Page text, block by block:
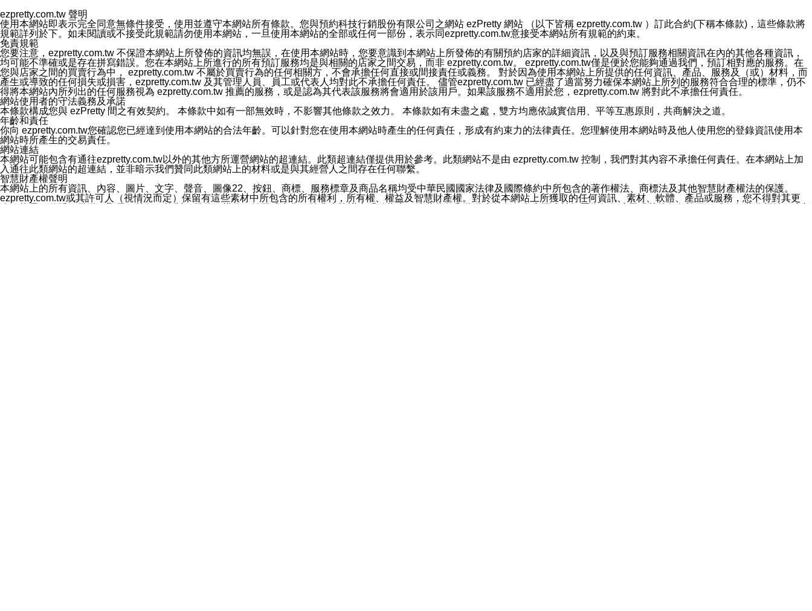
您同意本公司網站，透過您所提供的郵件地址與您取得聯絡並傳送或宣傳本網站各項服務之資料或電子郵件供您參考。您能依照該資料或電子郵件所指示之方法、說明或功能連結，隨時
停止接收這些資料或電子郵件。
十五、訊息通知
本公司/本服務將以通知型訊息傳送重要訊息給您。即使未加入本公司/本服務好友，您仍可接收到通知型訊息。
本公司/本服務傳送之通知型訊息以對您有效且重要的訊息為限，以廣告或其他目的的訊息皆不會被傳送。滿足以下三個條件者，將可收到通知型訊息。
1.LINE 帳號設定的電話號碼與本公司/本服務所傳來的電話號碼比對相符。
2.該 LINE 帳號已在 LINE APP 設定中，同意接收通知型訊息。
3.LINE 帳號未封鎖傳送訊息之 LINE 官方帳號。
欲變更通知型訊息的設定，操作如下：
1.點選「主頁」＞「設定」
2.點選「隱私設定」
3.點選「提供使用資料」
4.點選「LINE通知型訊息」
5.開關「接收LINE通知型訊息」
❗️關閉「接收通知型訊息」後，將不會接收到來自任何企業官方帳號或認證官方帳號的通知型訊息。
ezpretty.com.tw 聲明
使用本網站即表示完全同意無條件接受，使用並遵守本網站所有條款。您與預約科技行銷股份有限公司之網站 ezPretty 網站 （以下皆稱 ezpretty.com.tw ）訂此合約(下稱本條款)，這些條款將
規範詳列於下。如未閱讀或不接受此規範請勿使用本網站，一旦使用本網站的全部或任何一部份，表示同ezpretty.com.tw意接受本網站所有規範的約束。
免責規範
您要注意，ezpretty.com.tw 不保證本網站上所發佈的資訊均無誤，在使用本網站時，您要意識到本網站上所發佈的有關預約店家的詳細資訊，以及與預訂服務相關資訊在內的其他各種資訊，
均可能不準確或是存在拼寫錯誤。您在本網站上所進行的所有預訂服務均是與相關的店家之間交易，而非 ezpretty.com.tw。 ezpretty.com.tw僅是便於您能夠通過我們，預訂相對應的服務。在
您與店家之間的買賣行為中， ezpretty.com.tw 不屬於買賣行為的任何相關方，不會承擔任何直接或間接責任或義務。 對於因為使用本網站上所提供的任何資訊、產品、服務及（或）材料，而
產生或導致的任何損失或損害，ezpretty.com.tw 及其管理人員、員工或代表人均對此不承擔任何責任。 儘管ezpretty.com.tw 已經盡了適當努力確保本網站上所列的服務符合合理的標準，仍不
得將本網站內所列出的任何服務視為 ezpretty.com.tw 推薦的服務，或是認為其代表該服務將會適用於該用戶。如果該服務不適用於您，ezpretty.com.tw 將對此不承擔任何責任。
網站使用者的守法義務及承諾
本條款構成您與 ezPretty 間之有效契約。 本條款中如有一部無效時，不影響其他條款之效力。 本條款如有未盡之處，雙方均應依誠實信用、平等互惠原則，共商解決之道。
年齡和責任
你向 ezpretty.com.tw您確認您已經達到使用本網站的合法年齡。可以針對您在使用本網站時產生的任何責任，形成有約束力的法律責任。您理解使用本網站時及他人使用您的登錄資訊使用本
網站時所產生的交易責任。
網站連結
本網站可能包含有通往ezpretty.com.tw以外的其他方所運營網站的超連結。此類超連結僅提供用於參考。此類網站不是由 ezpretty.com.tw 控制，我們對其內容不承擔任何責任。在本網站上加
入通往此類網站的超連結，並非暗示我們贊同此類網站上的材料或是與其經營人之間存在任何聯繫。
智慧財產權聲明
本網站上的所有資訊、內容、圖片、文字、聲音、圖像22、按鈕、商標、服務標章及商品名稱均受中華民國國家法律及國際條約中所包含的著作權法、商標法及其他智慧財產權法的保護。
ezpretty.com.tw或其許可人（視情況而定）保留有這些素材中所包含的所有權利，所有權、權益及智慧財產權。對於從本網站上所獲取的任何資訊、素材、軟體、產品或服務，您不得對其更